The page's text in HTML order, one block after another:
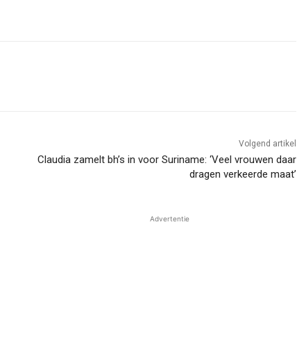
Volgend artikel
Claudia zamelt bh’s in voor Suriname: ‘Veel vrouwen daar
dragen verkeerde maat’
Advertentie